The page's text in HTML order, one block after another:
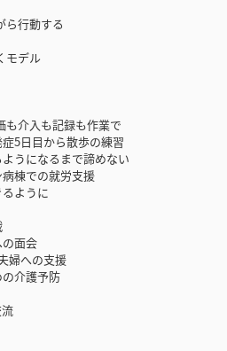
行動する
デル
介入も記録も作業で
5日目から散歩の練習
うになるまで諦めない
棟での就労支援
ように
面会
婦への支援
介護予防